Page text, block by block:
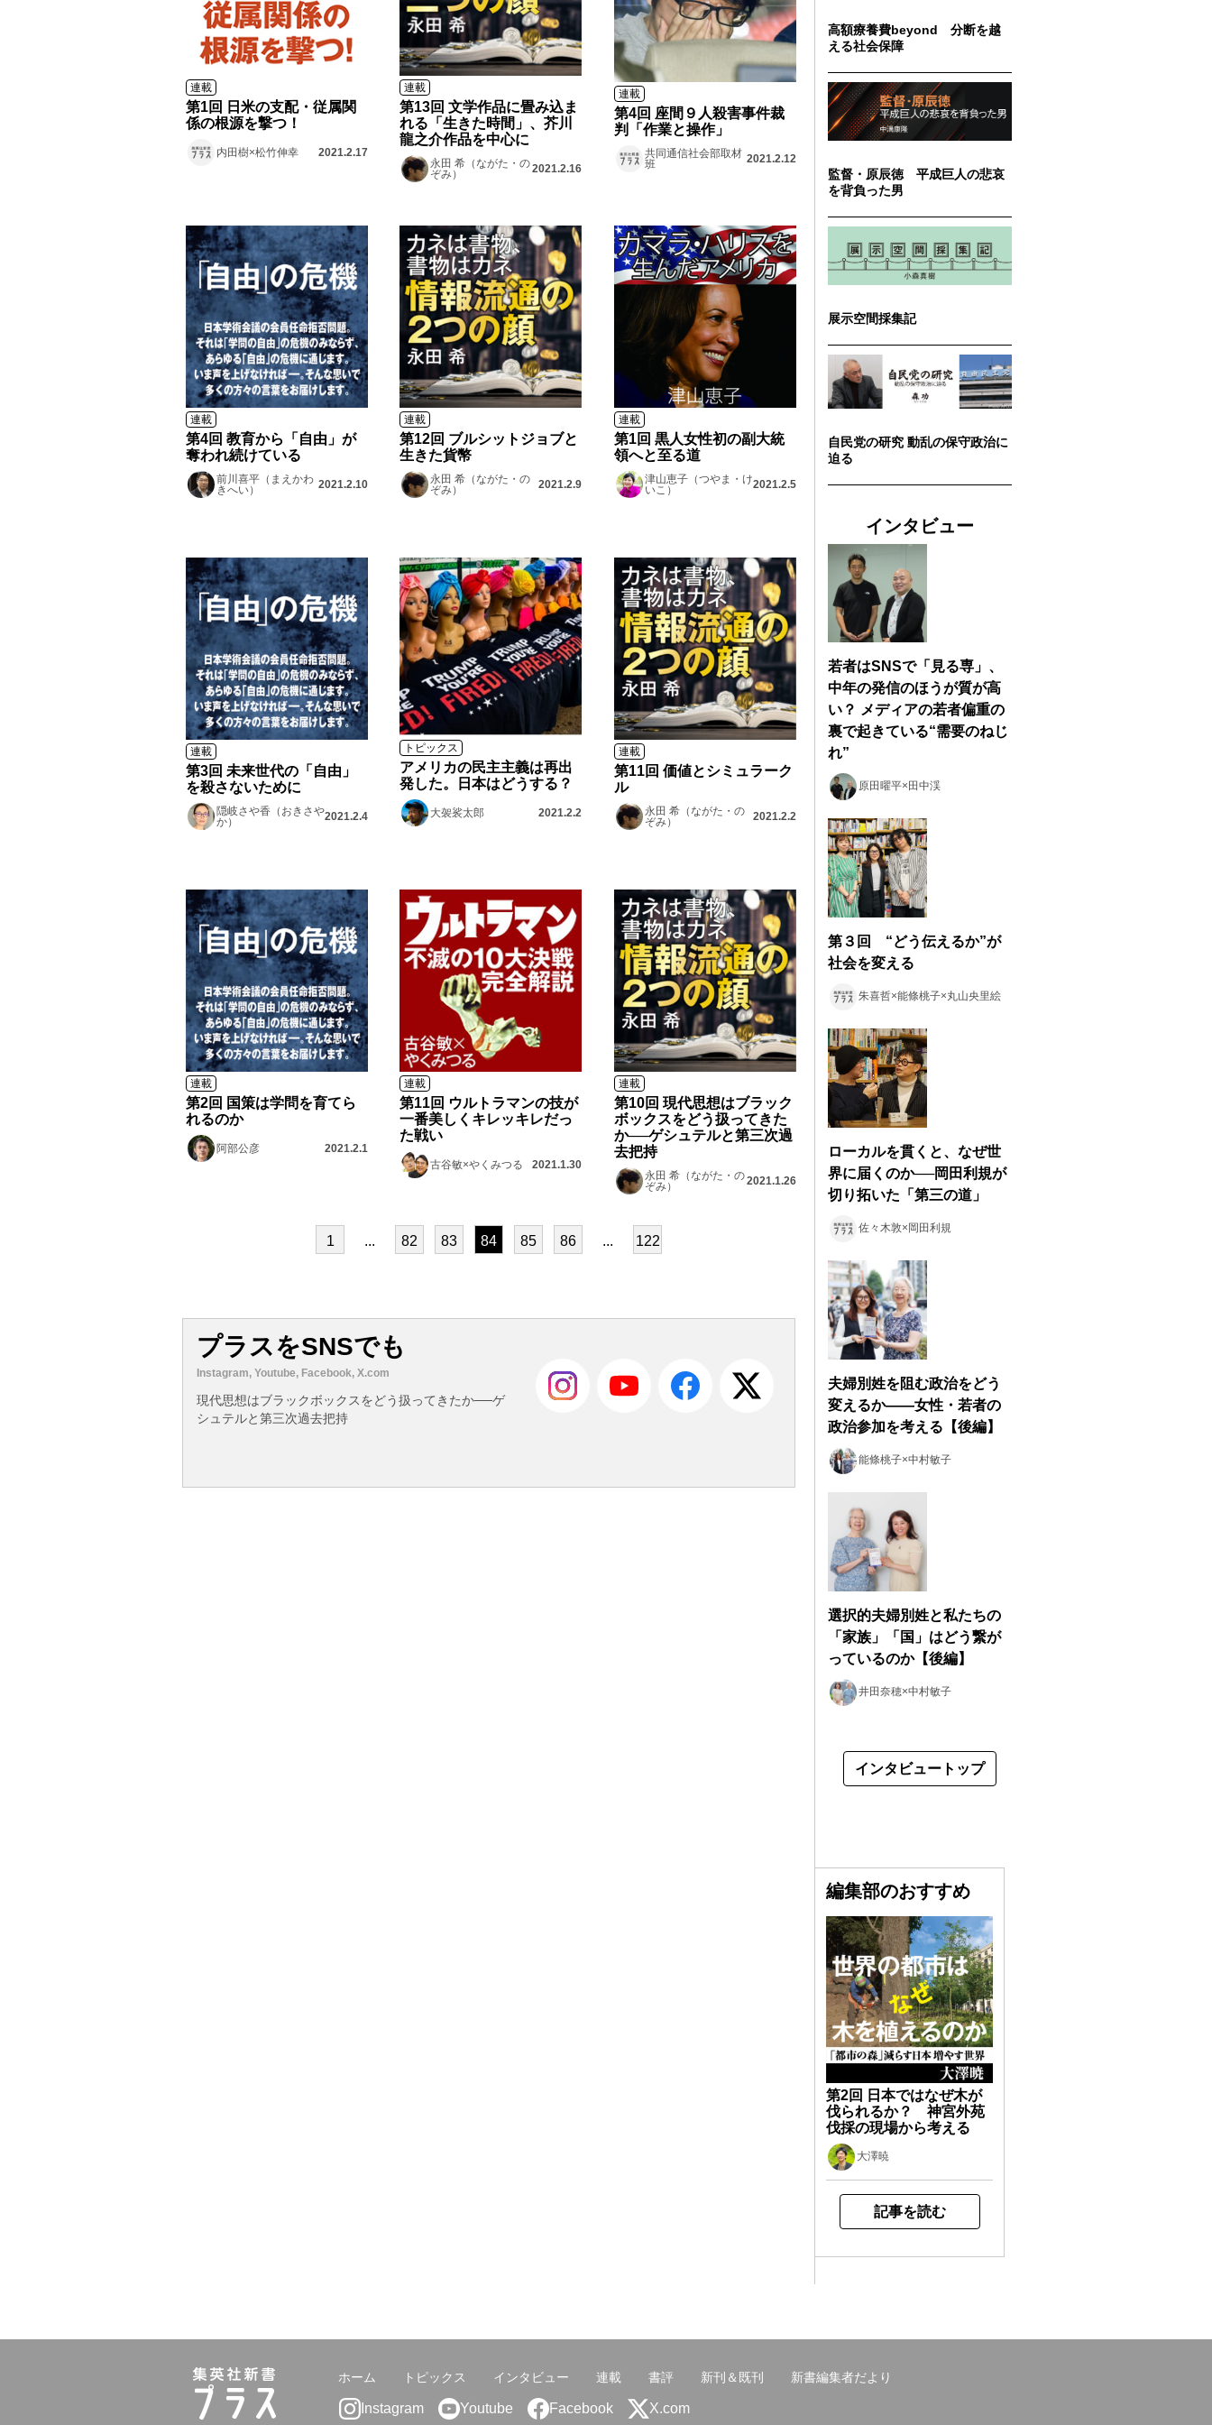
連載
第1回 日米の支配・従属関
係の根源を撃つ！
内田樹×松竹伸幸 2021.2.17
連載
第13回 文学作品に畳み込ま
れる「生きた時間」、芥川
龍之介作品を中心に
永田 希（ながた・の
ぞみ）
2021.2.16
連載
第4回 座間９人殺害事件裁
判「作業と操作」
共同通信社会部取材
班
2021.2.12
連載
第4回 教育から「自由」が
奪われ続けている
前川喜平（まえかわ
きへい）
2021.2.10
連載
第12回 ブルシットジョブと
生きた貨幣
永田 希（ながた・の
ぞみ）
2021.2.9
連載
第1回 黒人女性初の副大統
領へと至る道
津山恵子（つやま・け
いこ）
2021.2.5
連載
第3回 未来世代の「自由」
を殺さないために
隠岐さや香（おきさや
か）
2021.2.4
トピックス
アメリカの民主主義は再出
発した。日本はどうする？
大袈裟太郎 2021.2.2
連載
第11回 価値とシミュラーク
ル
永田 希（ながた・の
ぞみ）
2021.2.2
連載
第2回 国策は学問を育てら
れるのか
阿部公彦 2021.2.1
連載
第11回 ウルトラマンの技が
一番美しくキレッキレだっ
た戦い
古谷敏×やくみつる 2021.1.30
連載
第10回 現代思想はブラック
ボックスをどう扱ってきた
か──ゲシュテルと第三次過
去把持
永田 希（ながた・の
ぞみ）
2021.1.26
1 ... 82 83 84 85 86 ... 122
プラスをSNSでも
Instagram, Youtube, Facebook, X.com
現代思想はブラックボックスをどう扱ってきたか──ゲ
シュテルと第三次過去把持
高額療養費beyond 分断を越
える社会保障
監督・原辰徳 平成巨人の悲哀
を背負った男
展示空間採集記
自民党の研究 動乱の保守政治に
迫る
インタビュー
若者はSNSで「見る専」、
中年の発信のほうが質が高
い？ メディアの若者偏重の
裏で起きている“需要のねじ
れ”
原田曜平×田中渓
第３回 “どう伝えるか”が
社会を変える
朱喜哲×能條桃子×丸山央里絵
ローカルを貫くと、なぜ世
界に届くのか──岡田利規が
切り拓いた「第三の道」
佐々木敦×岡田利規
夫婦別姓を阻む政治をどう
変えるか――女性・若者の
政治参加を考える【後編】
能條桃子×中村敏子
選択的夫婦別姓と私たちの
「家族」「国」はどう繋が
っているのか【後編】
井田奈穂×中村敏子
インタビュートップ
編集部のおすすめ
第2回 日本ではなぜ木が
伐られるか？ 神宮外苑
伐採の現場から考える
大澤暁
記事を読む
ホーム トピックス インタビュー 連載 書評 新刊＆既刊 新書編集者だより
Instagram Youtube Facebook X.com